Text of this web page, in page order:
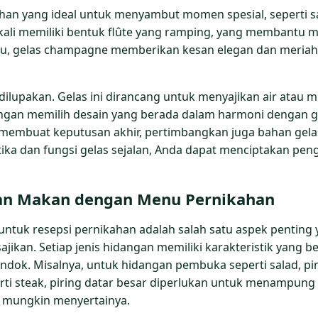
yang ideal untuk menyambut momen spesial, seperti
memiliki bentuk flûte yang ramping, yang membantu
gelas champagne memberikan kesan elegan dan
Gelas ini dirancang untuk menyajikan air atau
memilih desain yang berada dalam harmoni dengan
keputusan akhir, pertimbangkan juga bahan
dan fungsi gelas sejalan, Anda dapat menciptakan
Makan dengan Menu Pernikahan
resepsi pernikahan adalah salah satu aspek
Setiap jenis hidangan memiliki karakteristik yang
Misalnya, untuk hidangan pembuka seperti salad,
steak, piring datar besar diperlukan untuk
menyertainya.